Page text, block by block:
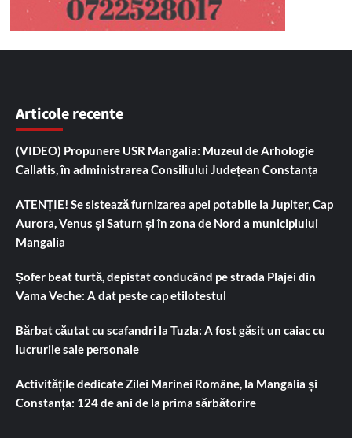
Articole recente
(VIDEO) Propunere USR Mangalia: Muzeul de Arhologie
Callatis, în administrarea Consiliului Județean Constanța
ATENȚIE! Se sistează furnizarea apei potabile la Jupiter, Cap
Aurora, Venus și Saturn și în zona de Nord a municipiului
Mangalia
Șofer beat turtă, depistat conducând pe strada Plajei din
Vama Veche: A dat peste cap etilotestul
Bărbat căutat cu scafandri la Tuzla: A fost găsit un caiac cu
lucrurile sale personale
Activitățile dedicate Zilei Marinei Române, la Mangalia și
Constanța: 124 de ani de la prima sărbătorire